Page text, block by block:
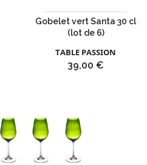
Gobelet vert Santa 30 cl
(lot de 6)
TABLE PASSION
Prix
39,00 €